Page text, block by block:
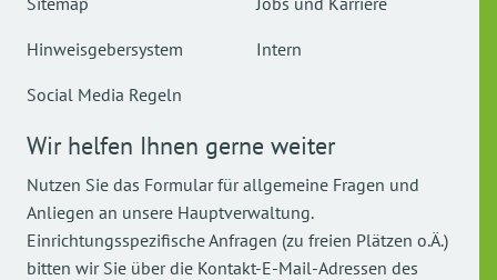
Hinweisgebersystem
Social Media Regeln
Intern
Wir helfen Ihnen gerne weiter
Nutzen Sie das Formular für allgemeine Fragen und
Anliegen an unsere Hauptverwaltung.
Einrichtungsspezifische Anfragen (zu freien Plätzen o.Ä.)
bitten wir Sie über die Kontakt-E-Mail-Adressen des